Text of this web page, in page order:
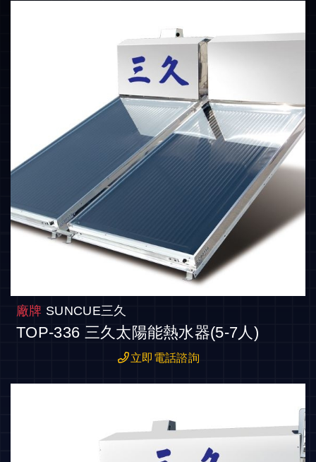
廠牌 SUNCUE三久
TOP-336 三久太陽能熱水器(5-7人)
立即電話諮詢